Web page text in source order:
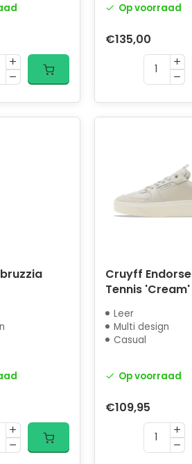
Op voorraad
€135,00
Cruyff
Tennis 'Cream'
Leer
Multi design
Casual
Op voorraad
€109,95